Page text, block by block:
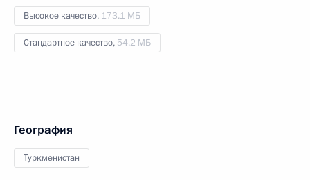
Высокое качество, 173.1 МБ
Стандартное качество, 54.2 МБ
География
Туркменистан